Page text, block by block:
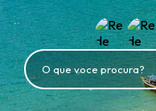
O que voce procura?